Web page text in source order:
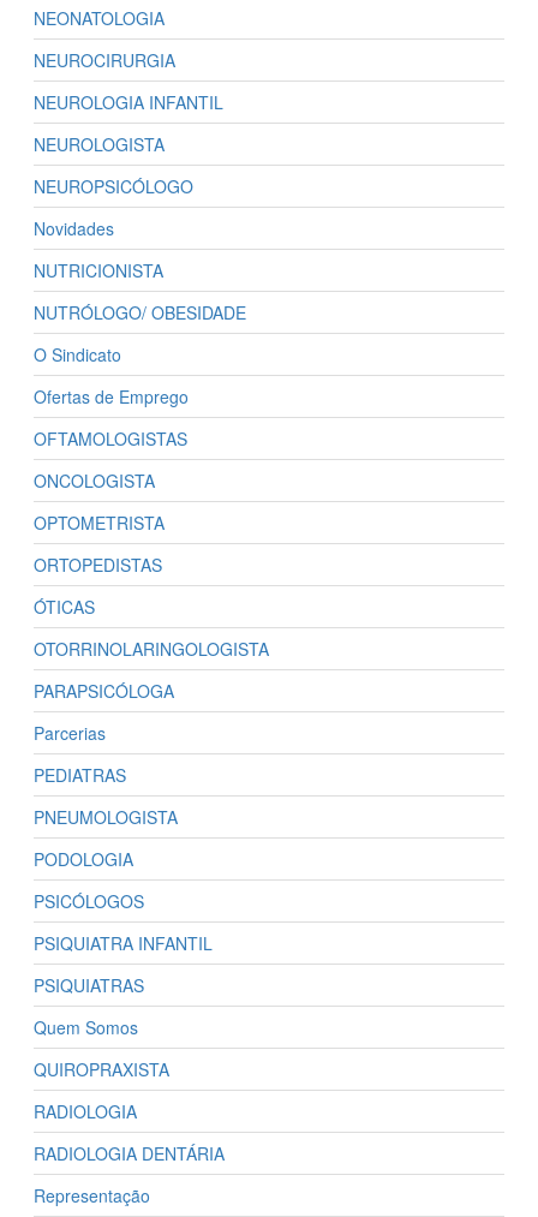
NEONATOLOGIA
NEUROCIRURGIA
NEUROLOGIA INFANTIL
NEUROLOGISTA
NEUROPSICÓLOGO
Novidades
NUTRICIONISTA
NUTRÓLOGO/ OBESIDADE
O Sindicato
Ofertas de Emprego
OFTAMOLOGISTAS
ONCOLOGISTA
OPTOMETRISTA
ORTOPEDISTAS
ÓTICAS
OTORRINOLARINGOLOGISTA
PARAPSICÓLOGA
Parcerias
PEDIATRAS
PNEUMOLOGISTA
PODOLOGIA
PSICÓLOGOS
PSIQUIATRA INFANTIL
PSIQUIATRAS
Quem Somos
QUIROPRAXISTA
RADIOLOGIA
RADIOLOGIA DENTÁRIA
Representação